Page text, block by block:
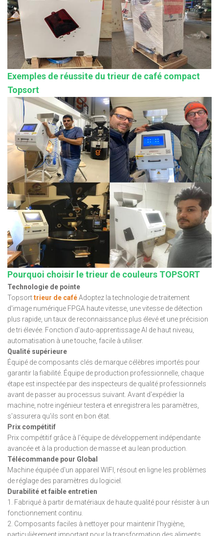
Exemples de réussite du trieur de café compact
Topsort
Pourquoi choisir le trieur de couleurs TOPSORT
Technologie de pointe
Topsorttrieur de caféAdoptez la technologie de traitement
d'image numérique FPGA haute vitesse, une vitesse de détection
plus rapide, un taux de reconnaissance plus élevé et une précision
de tri élevée. Fonction d'auto-apprentissage AI de haut niveau,
automatisation à une touche, facile à utiliser.
Qualité supérieure
Équipé de composants clés de marque célèbres importés pour
garantir la fiabilité. Équipe de production professionnelle, chaque
étape est inspectée par des inspecteurs de qualité professionnels
avant de passer au processus suivant. Avant d'expédier la
machine, notre ingénieur testera et enregistrera les paramètres,
s'assurera qu'ils sont en bon état.
Prix ​​compétitif
Prix ​​compétitif grâce à l'équipe de développement indépendante
avancée et à la production de masse et au lean production.
Télécommande pour Global
Machine équipée d'un appareil WIFI, résout en ligne les problèmes
de réglage des paramètres du logiciel.
Durabilité et faible entretien
1. Fabriqué à partir de matériaux de haute qualité pour résister à un
fonctionnement continu.
2. Composants faciles à nettoyer pour maintenir l'hygiène,
particulièrement important pour la transformation des aliments.